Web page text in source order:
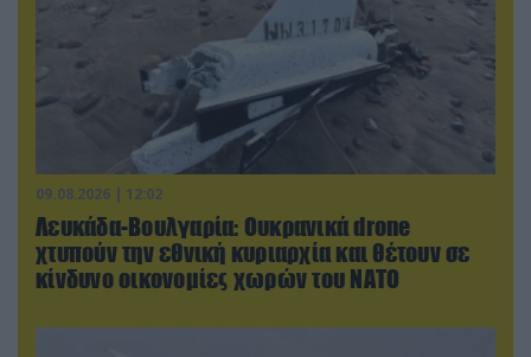
09.08.2026 | 12:02
Λευκάδα-Βουλγαρία: Ουκρανικά drone
χτυπούν την εθνική κυριαρχία και θέτουν σε
κίνδυνο οικονομίες χωρών του ΝΑΤΟ